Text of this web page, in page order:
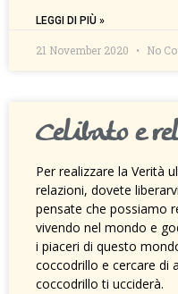
LEGGI DI PIÙ »
21 November 2020 No
Celibato e
Per realizzare la Verità
relazioni, dovete
pensate che possiamo
vivendo nel mondo e
i piaceri di questo
coccodrillo e cercare di
coccodrillo ti ucciderà.